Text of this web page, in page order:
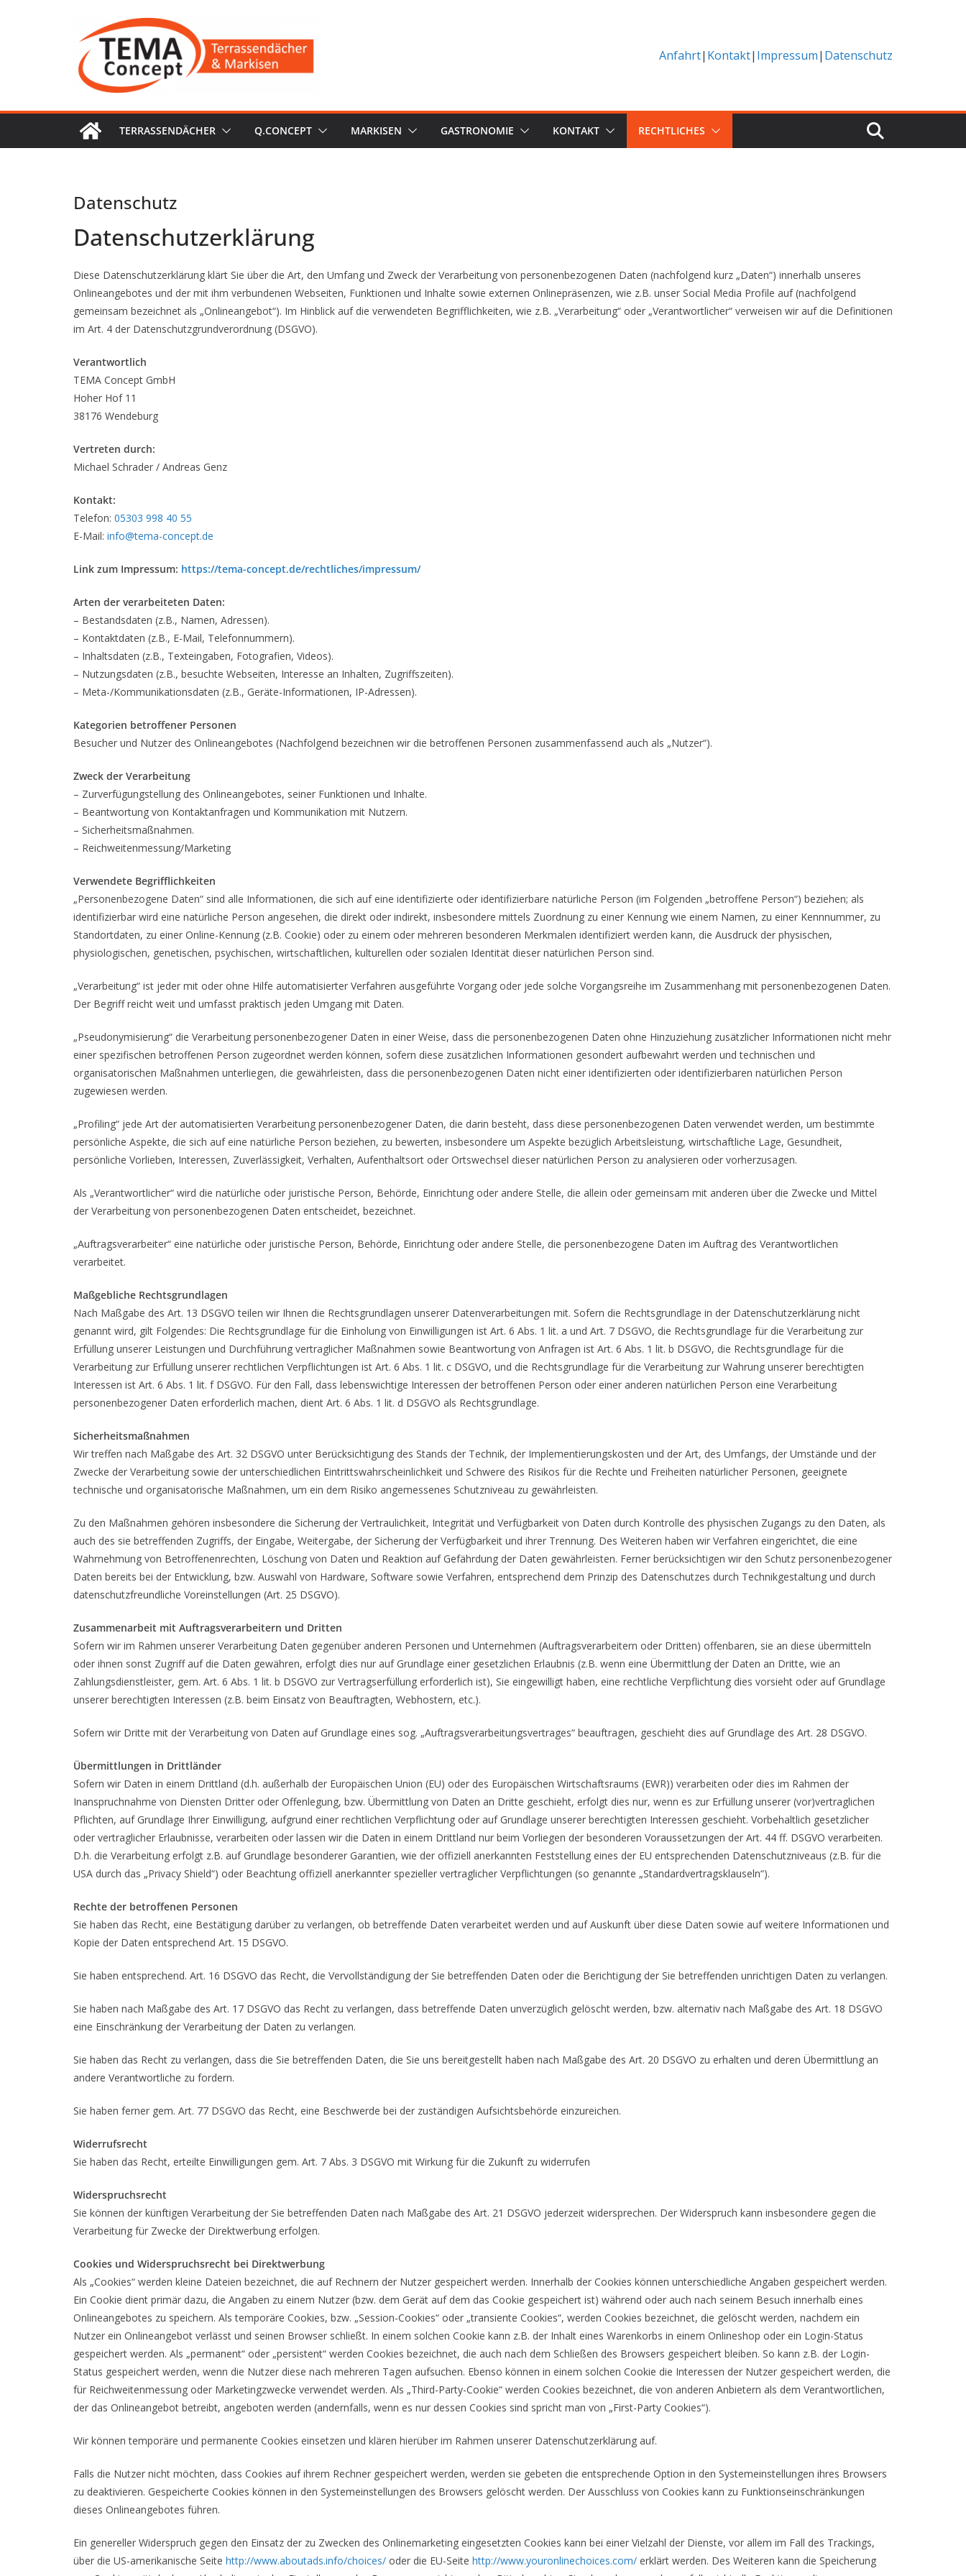
Anfahrt| Kontakt| Impressum| Datenschutz
TERRASSENDÄCHER Q.CONCEPT MARKISEN GASTRONOMIE KONTAKT RECHTLICHES
Datenschutz
Datenschutzerklärung
Diese Datenschutzerklärung klärt Sie über die Art, den Umfang und Zweck der Verarbeitung von personenbezogenen Daten (nachfolgend kurz „Daten“) innerhalb unseres
Onlineangebotes und der mit ihm verbundenen Webseiten, Funktionen und Inhalte sowie externen Onlinepräsenzen, wie z.B. unser Social Media Profile auf (nachfolgend
gemeinsam bezeichnet als „Onlineangebot“). Im Hinblick auf die verwendeten Begrifflichkeiten, wie z.B. „Verarbeitung“ oder „Verantwortlicher“ verweisen wir auf die Definitionen
im Art. 4 der Datenschutzgrundverordnung (DSGVO).
Verantwortlich
TEMA Concept GmbH
Hoher Hof 11
38176 Wendeburg
Vertreten durch:
Michael Schrader / Andreas Genz
Kontakt:
Telefon: 05303 998 40 55
E-Mail: info@tema-concept.de
Link zum Impressum: https://tema-concept.de/rechtliches/impressum/
Arten der verarbeiteten Daten:
– Bestandsdaten (z.B., Namen, Adressen).
– Kontaktdaten (z.B., E-Mail, Telefonnummern).
– Inhaltsdaten (z.B., Texteingaben, Fotografien, Videos).
– Nutzungsdaten (z.B., besuchte Webseiten, Interesse an Inhalten, Zugriffszeiten).
– Meta-/Kommunikationsdaten (z.B., Geräte-Informationen, IP-Adressen).
Kategorien betroffener Personen
Besucher und Nutzer des Onlineangebotes (Nachfolgend bezeichnen wir die betroffenen Personen zusammenfassend auch als „Nutzer“).
Zweck der Verarbeitung
– Zurverfügungstellung des Onlineangebotes, seiner Funktionen und Inhalte.
– Beantwortung von Kontaktanfragen und Kommunikation mit Nutzern.
– Sicherheitsmaßnahmen.
– Reichweitenmessung/Marketing
Verwendete Begrifflichkeiten
„Personenbezogene Daten“ sind alle Informationen, die sich auf eine identifizierte oder identifizierbare natürliche Person (im Folgenden „betroffene Person“) beziehen; als
identifizierbar wird eine natürliche Person angesehen, die direkt oder indirekt, insbesondere mittels Zuordnung zu einer Kennung wie einem Namen, zu einer Kennnummer, zu
Standortdaten, zu einer Online-Kennung (z.B. Cookie) oder zu einem oder mehreren besonderen Merkmalen identifiziert werden kann, die Ausdruck der physischen,
physiologischen, genetischen, psychischen, wirtschaftlichen, kulturellen oder sozialen Identität dieser natürlichen Person sind.
„Verarbeitung“ ist jeder mit oder ohne Hilfe automatisierter Verfahren ausgeführte Vorgang oder jede solche Vorgangsreihe im Zusammenhang mit personenbezogenen Daten.
Der Begriff reicht weit und umfasst praktisch jeden Umgang mit Daten.
„Pseudonymisierung“ die Verarbeitung personenbezogener Daten in einer Weise, dass die personenbezogenen Daten ohne Hinzuziehung zusätzlicher Informationen nicht mehr
einer spezifischen betroffenen Person zugeordnet werden können, sofern diese zusätzlichen Informationen gesondert aufbewahrt werden und technischen und
organisatorischen Maßnahmen unterliegen, die gewährleisten, dass die personenbezogenen Daten nicht einer identifizierten oder identifizierbaren natürlichen Person
zugewiesen werden.
„Profiling“ jede Art der automatisierten Verarbeitung personenbezogener Daten, die darin besteht, dass diese personenbezogenen Daten verwendet werden, um bestimmte
persönliche Aspekte, die sich auf eine natürliche Person beziehen, zu bewerten, insbesondere um Aspekte bezüglich Arbeitsleistung, wirtschaftliche Lage, Gesundheit,
persönliche Vorlieben, Interessen, Zuverlässigkeit, Verhalten, Aufenthaltsort oder Ortswechsel dieser natürlichen Person zu analysieren oder vorherzusagen.
Als „Verantwortlicher“ wird die natürliche oder juristische Person, Behörde, Einrichtung oder andere Stelle, die allein oder gemeinsam mit anderen über die Zwecke und Mittel
der Verarbeitung von personenbezogenen Daten entscheidet, bezeichnet.
„Auftragsverarbeiter“ eine natürliche oder juristische Person, Behörde, Einrichtung oder andere Stelle, die personenbezogene Daten im Auftrag des Verantwortlichen
verarbeitet.
Maßgebliche Rechtsgrundlagen
Nach Maßgabe des Art. 13 DSGVO teilen wir Ihnen die Rechtsgrundlagen unserer Datenverarbeitungen mit. Sofern die Rechtsgrundlage in der Datenschutzerklärung nicht
genannt wird, gilt Folgendes: Die Rechtsgrundlage für die Einholung von Einwilligungen ist Art. 6 Abs. 1 lit. a und Art. 7 DSGVO, die Rechtsgrundlage für die Verarbeitung zur
Erfüllung unserer Leistungen und Durchführung vertraglicher Maßnahmen sowie Beantwortung von Anfragen ist Art. 6 Abs. 1 lit. b DSGVO, die Rechtsgrundlage für die
Verarbeitung zur Erfüllung unserer rechtlichen Verpflichtungen ist Art. 6 Abs. 1 lit. c DSGVO, und die Rechtsgrundlage für die Verarbeitung zur Wahrung unserer berechtigten
Interessen ist Art. 6 Abs. 1 lit. f DSGVO. Für den Fall, dass lebenswichtige Interessen der betroffenen Person oder einer anderen natürlichen Person eine Verarbeitung
personenbezogener Daten erforderlich machen, dient Art. 6 Abs. 1 lit. d DSGVO als Rechtsgrundlage.
Sicherheitsmaßnahmen
Wir treffen nach Maßgabe des Art. 32 DSGVO unter Berücksichtigung des Stands der Technik, der Implementierungskosten und der Art, des Umfangs, der Umstände und der
Zwecke der Verarbeitung sowie der unterschiedlichen Eintrittswahrscheinlichkeit und Schwere des Risikos für die Rechte und Freiheiten natürlicher Personen, geeignete
technische und organisatorische Maßnahmen, um ein dem Risiko angemessenes Schutzniveau zu gewährleisten.
Zu den Maßnahmen gehören insbesondere die Sicherung der Vertraulichkeit, Integrität und Verfügbarkeit von Daten durch Kontrolle des physischen Zugangs zu den Daten, als
auch des sie betreffenden Zugriffs, der Eingabe, Weitergabe, der Sicherung der Verfügbarkeit und ihrer Trennung. Des Weiteren haben wir Verfahren eingerichtet, die eine
Wahrnehmung von Betroffenenrechten, Löschung von Daten und Reaktion auf Gefährdung der Daten gewährleisten. Ferner berücksichtigen wir den Schutz personenbezogener
Daten bereits bei der Entwicklung, bzw. Auswahl von Hardware, Software sowie Verfahren, entsprechend dem Prinzip des Datenschutzes durch Technikgestaltung und durch
datenschutzfreundliche Voreinstellungen (Art. 25 DSGVO).
Zusammenarbeit mit Auftragsverarbeitern und Dritten
Sofern wir im Rahmen unserer Verarbeitung Daten gegenüber anderen Personen und Unternehmen (Auftragsverarbeitern oder Dritten) offenbaren, sie an diese übermitteln
oder ihnen sonst Zugriff auf die Daten gewähren, erfolgt dies nur auf Grundlage einer gesetzlichen Erlaubnis (z.B. wenn eine Übermittlung der Daten an Dritte, wie an
Zahlungsdienstleister, gem. Art. 6 Abs. 1 lit. b DSGVO zur Vertragserfüllung erforderlich ist), Sie eingewilligt haben, eine rechtliche Verpflichtung dies vorsieht oder auf Grundlage
unserer berechtigten Interessen (z.B. beim Einsatz von Beauftragten, Webhostern, etc.).
Sofern wir Dritte mit der Verarbeitung von Daten auf Grundlage eines sog. „Auftragsverarbeitungsvertrages“ beauftragen, geschieht dies auf Grundlage des Art. 28 DSGVO.
Übermittlungen in Drittländer
Sofern wir Daten in einem Drittland (d.h. außerhalb der Europäischen Union (EU) oder des Europäischen Wirtschaftsraums (EWR)) verarbeiten oder dies im Rahmen der
Inanspruchnahme von Diensten Dritter oder Offenlegung, bzw. Übermittlung von Daten an Dritte geschieht, erfolgt dies nur, wenn es zur Erfüllung unserer (vor)vertraglichen
Pflichten, auf Grundlage Ihrer Einwilligung, aufgrund einer rechtlichen Verpflichtung oder auf Grundlage unserer berechtigten Interessen geschieht. Vorbehaltlich gesetzlicher
oder vertraglicher Erlaubnisse, verarbeiten oder lassen wir die Daten in einem Drittland nur beim Vorliegen der besonderen Voraussetzungen der Art. 44 ff. DSGVO verarbeiten.
D.h. die Verarbeitung erfolgt z.B. auf Grundlage besonderer Garantien, wie der offiziell anerkannten Feststellung eines der EU entsprechenden Datenschutzniveaus (z.B. für die
USA durch das „Privacy Shield“) oder Beachtung offiziell anerkannter spezieller vertraglicher Verpflichtungen (so genannte „Standardvertragsklauseln“).
Rechte der betroffenen Personen
Sie haben das Recht, eine Bestätigung darüber zu verlangen, ob betreffende Daten verarbeitet werden und auf Auskunft über diese Daten sowie auf weitere Informationen und
Kopie der Daten entsprechend Art. 15 DSGVO.
Sie haben entsprechend. Art. 16 DSGVO das Recht, die Vervollständigung der Sie betreffenden Daten oder die Berichtigung der Sie betreffenden unrichtigen Daten zu verlangen.
Sie haben nach Maßgabe des Art. 17 DSGVO das Recht zu verlangen, dass betreffende Daten unverzüglich gelöscht werden, bzw. alternativ nach Maßgabe des Art. 18 DSGVO
eine Einschränkung der Verarbeitung der Daten zu verlangen.
Sie haben das Recht zu verlangen, dass die Sie betreffenden Daten, die Sie uns bereitgestellt haben nach Maßgabe des Art. 20 DSGVO zu erhalten und deren Übermittlung an
andere Verantwortliche zu fordern.
Sie haben ferner gem. Art. 77 DSGVO das Recht, eine Beschwerde bei der zuständigen Aufsichtsbehörde einzureichen.
Widerrufsrecht
Sie haben das Recht, erteilte Einwilligungen gem. Art. 7 Abs. 3 DSGVO mit Wirkung für die Zukunft zu widerrufen
Widerspruchsrecht
Sie können der künftigen Verarbeitung der Sie betreffenden Daten nach Maßgabe des Art. 21 DSGVO jederzeit widersprechen. Der Widerspruch kann insbesondere gegen die
Verarbeitung für Zwecke der Direktwerbung erfolgen.
Cookies und Widerspruchsrecht bei Direktwerbung
Als „Cookies“ werden kleine Dateien bezeichnet, die auf Rechnern der Nutzer gespeichert werden. Innerhalb der Cookies können unterschiedliche Angaben gespeichert werden.
Ein Cookie dient primär dazu, die Angaben zu einem Nutzer (bzw. dem Gerät auf dem das Cookie gespeichert ist) während oder auch nach seinem Besuch innerhalb eines
Onlineangebotes zu speichern. Als temporäre Cookies, bzw. „Session-Cookies“ oder „transiente Cookies“, werden Cookies bezeichnet, die gelöscht werden, nachdem ein
Nutzer ein Onlineangebot verlässt und seinen Browser schließt. In einem solchen Cookie kann z.B. der Inhalt eines Warenkorbs in einem Onlineshop oder ein Login-Status
gespeichert werden. Als „permanent“ oder „persistent“ werden Cookies bezeichnet, die auch nach dem Schließen des Browsers gespeichert bleiben. So kann z.B. der Login-
Status gespeichert werden, wenn die Nutzer diese nach mehreren Tagen aufsuchen. Ebenso können in einem solchen Cookie die Interessen der Nutzer gespeichert werden, die
für Reichweitenmessung oder Marketingzwecke verwendet werden. Als „Third-Party-Cookie“ werden Cookies bezeichnet, die von anderen Anbietern als dem Verantwortlichen,
der das Onlineangebot betreibt, angeboten werden (andernfalls, wenn es nur dessen Cookies sind spricht man von „First-Party Cookies“).
Wir können temporäre und permanente Cookies einsetzen und klären hierüber im Rahmen unserer Datenschutzerklärung auf.
Falls die Nutzer nicht möchten, dass Cookies auf ihrem Rechner gespeichert werden, werden sie gebeten die entsprechende Option in den Systemeinstellungen ihres Browsers
zu deaktivieren. Gespeicherte Cookies können in den Systemeinstellungen des Browsers gelöscht werden. Der Ausschluss von Cookies kann zu Funktionseinschränkungen
dieses Onlineangebotes führen.
Ein genereller Widerspruch gegen den Einsatz der zu Zwecken des Onlinemarketing eingesetzten Cookies kann bei einer Vielzahl der Dienste, vor allem im Fall des Trackings,
über die US-amerikanische Seite http://www.aboutads.info/choices/ oder die EU-Seite http://www.youronlinechoices.com/ erklärt werden. Des Weiteren kann die Speicherung